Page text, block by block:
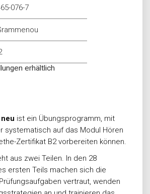
076-7
erhältlich
ist ein Übungsprogramm, mit
systematisch auf das Modul Hören
Zertifikat B2 vorbereiten können.
aus zwei Teilen. In den 28
ersten Teils machen sich die
vertraut, wenden